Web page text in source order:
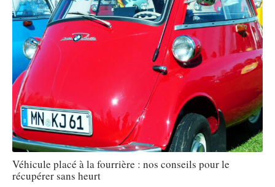
Véhicule placé à la fourrière : nos conseils pour le
récupérer sans heurt